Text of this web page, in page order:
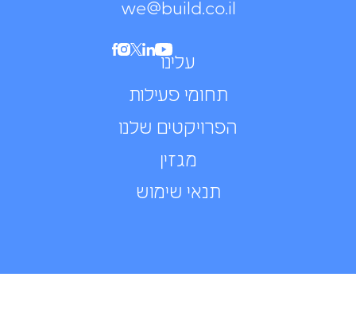
עלינו
תחומי פעילות
הפרויקטים שלנו
מגזין
תנאי שימוש
we@build.co.il